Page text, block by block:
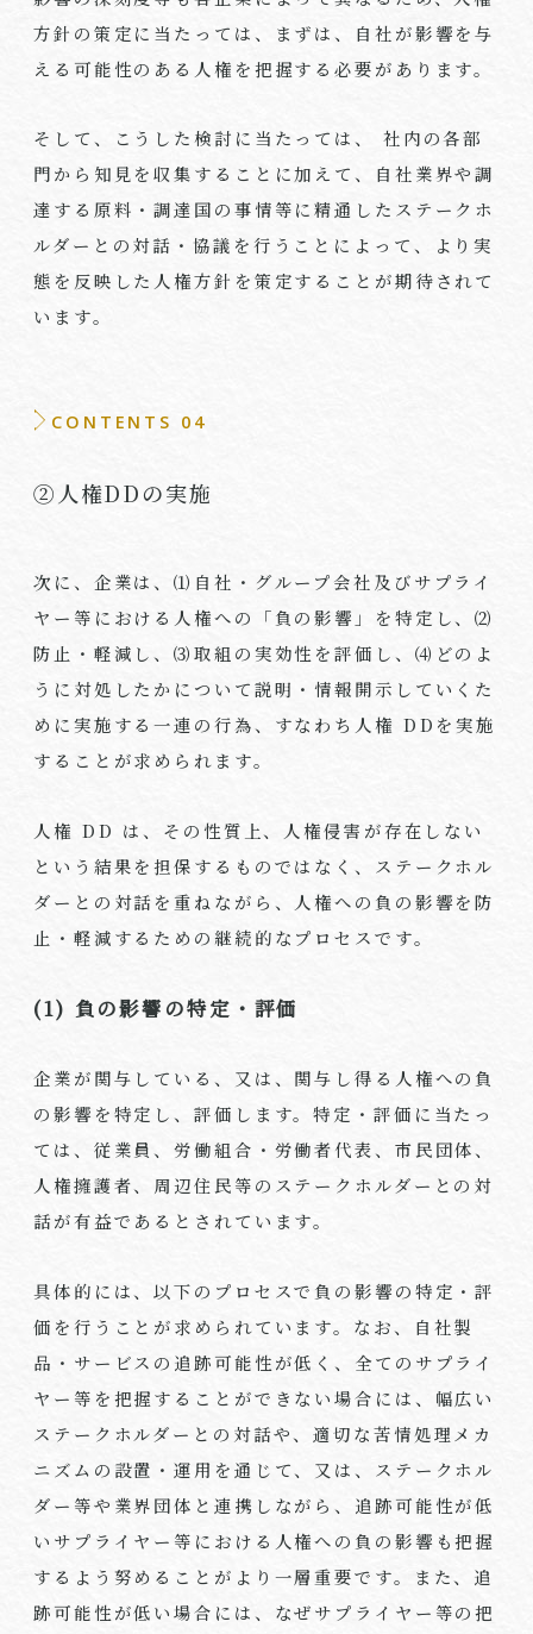
方針の策定に当たっては、まずは、自社が影響を与
える可能性のある人権を把握する必要があります。
そして、こうした検討に当たっては、 社内の各部
門から知見を収集することに加えて、自社業界や調
達する原料・調達国の事情等に精通したステークホ
ルダーとの対話・協議を行うことによって、より実
態を反映した人権方針を策定することが期待されて
います。
CONTENTS 04
②人権DDの実施
次に、企業は、⑴自社・グループ会社及びサプライ
ヤー等における人権への「負の影響」を特定し、⑵
防止・軽減し、⑶取組の実効性を評価し、⑷どのよ
うに対処したかについて説明・情報開示していくた
めに実施する一連の行為、すなわち人権 DDを実施
することが求められます。
人権 DD は、その性質上、人権侵害が存在しない
という結果を担保するものではなく、ステークホル
ダーとの対話を重ねながら、人権への負の影響を防
止・軽減するための継続的なプロセスです。
(1) 負の影響の特定・評価
企業が関与している、又は、関与し得る人権への負
の影響を特定し、評価します。特定・評価に当たっ
ては、従業員、労働組合・労働者代表、市民団体、
人権擁護者、周辺住民等のステークホルダーとの対
話が有益であるとされています。
具体的には、以下のプロセスで負の影響の特定・評
価を行うことが求められています。なお、自社製
品・サービスの追跡可能性が低く、全てのサプライ
ヤー等を把握することができない場合には、幅広い
ステークホルダーとの対話や、適切な苦情処理メカ
ニズムの設置・運用を通じて、又は、ステークホル
ダー等や業界団体と連携しながら、追跡可能性が低
いサプライヤー等における人権への負の影響も把握
するよう努めることがより一層重要です。また、追
跡可能性が低い場合には、なぜサプライヤー等の把